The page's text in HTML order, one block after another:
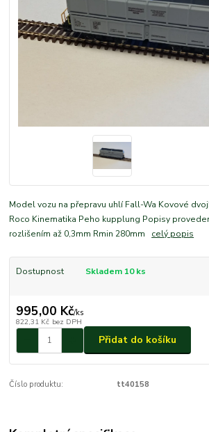
Model vozu na přepravu uhlí Fall-Wa Kovové
Roco Kinematika Peho kupplung Popisy
rozlišením až 0,3mm Rmin 280mm celý popis
Dostupnost Skladem 10 ks
995,00 Kč/ks
822,31 Kč bez DPH
Přidat do košíku
Číslo produktu: tt40158